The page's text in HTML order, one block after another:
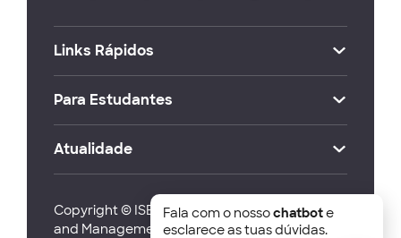
Links Rápidos
Para Estudantes
Atualidade
Copyright © ISEG Lisbon School of Economics
and Management 2026
Fala com o nossochatbote
esclarece as tuas dúvidas.